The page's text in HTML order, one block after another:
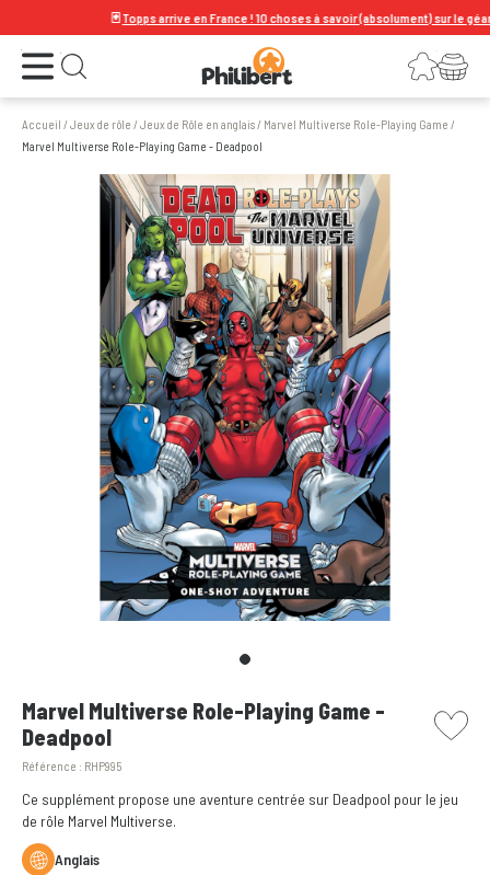
Topps arrive en France ! 10 choses à savoir (absolument) sur le géant
Ouvrir le menu Ouvrir la recherche Connexion
Votre panier
Accueil /Jeux de rôle /Jeux de Rôle en anglais/ Marvel Multiverse Role-Playing Game /
Marvel Multiverse Role-Playing Game - Deadpool
Marvel Multiverse Role-Playing Game -
Deadpool
Référence : RHP995
picto
Ce supplément propose une aventure centrée sur Deadpool pour le jeu
de rôle Marvel Multiverse.
Anglais